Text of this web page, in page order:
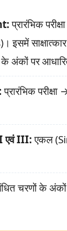
प्रारंभिक
इसमें
अंकों पर
प्रारंभिक परीक्षा
एवं III:एकल
चरणों के